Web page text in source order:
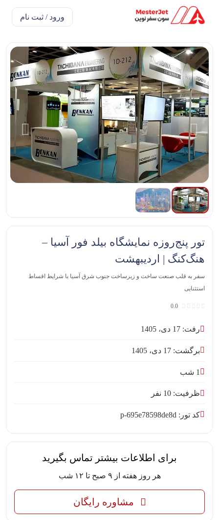
ورود / ثبت نام
تور پنج‌روزه نمایشگاه بیلد فور آسیا –
هنگ‌کنگ | اردیبهشت
سفر به قلب صنعت ساخت و زیرساخت جنوب شرق آسیا با شرایط اقساط
استثنایی
0.0
رفت: 17 دی، 1405
برگشت: 17 دی، 1405
1 شب
ظرفیت: 10 نفر
کد تور: p-695e78598de8d
برای اطلاعات بیشتر تماس بگیرید
هر روز هفته از ۹ صبح تا ۱۲ شب
مشاوره رایگان